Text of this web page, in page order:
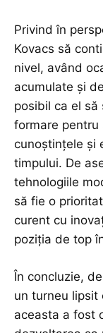
Privind în
Kovacs să
nivel, având
acumulate și
posibil ca el să
formare
cunoștințele și
timpului. De
tehnologiile
să fie o
curent cu
poziția de top
În concluzie,
un turneu lipsit
aceasta a fost